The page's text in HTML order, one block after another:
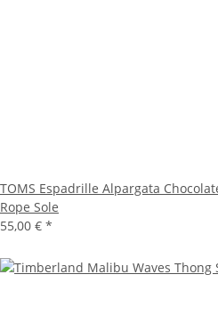
TOMS Espadrille Alpargata
Rope Sole
55,00 € *